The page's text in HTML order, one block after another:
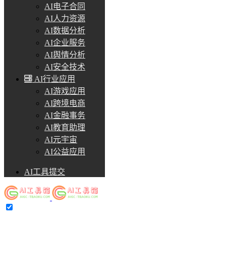
AI电子合同
AI人力资源
AI数据分析
AI企业服务
AI舆情分析
AI安全技术
AI行业应用
AI游戏应用
AI跨境电商
AI金融事务
AI教育助理
AI元宇宙
AI公益应用
AI工具提交